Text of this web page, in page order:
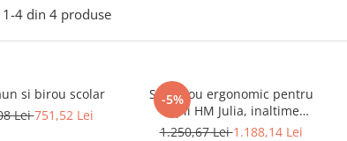
1-4 din 4 produse
si birou scolar
Lei751,52 Lei
-5%
Set birou ergonomic pentru
copii HM Julia, inaltime
reglabila, unghi inclinare
1.250,67 Lei1.188,14 Lei